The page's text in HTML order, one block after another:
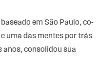
em São Paulo, co-
e uma das mentes por trás
anos, consolidou sua